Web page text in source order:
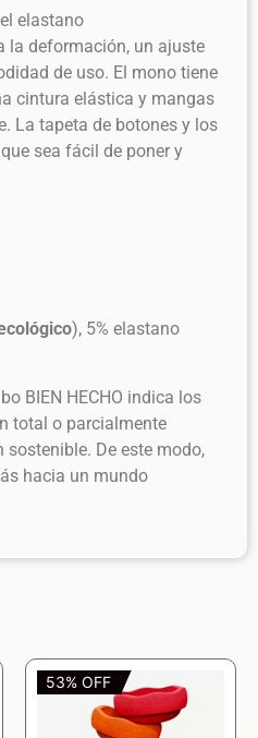
elastano
la deformación, un ajuste
de uso. El mono tiene
cintura elástica y mangas
La tapeta de botones y los
sea fácil de poner y
), 5% elastano
BIEN HECHO indica los
total o parcialmente
De este modo,
hacia un mundo
53% OFF